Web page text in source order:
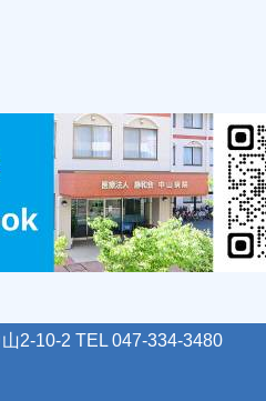
2-10-2 TEL 047-334-3480